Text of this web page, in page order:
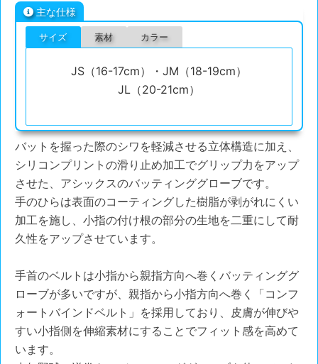
主な仕様
サイズ 素材 カラー
JS（16-17cm）・JM（18-19cm）
JL（20-21cm）
バットを握った際のシワを軽減させる立体構造に加え、
シリコンプリントの滑り止め加工でグリップ力をアップ
させた、アシックスのバッティンググローブです。
手のひらは表面のコーティングした樹脂が剥がれにくい
加工を施し、小指の付け根の部分の生地を二重にして耐
久性をアップさせています。
手首のベルトは小指から親指方向へ巻くバッティンググ
ローブが多いですが、親指から小指方向へ巻く「コンフ
ォートバインドベルト」を採用しており、皮膚が伸びや
すい小指側を伸縮素材にすることでフィット感を高めて
います。